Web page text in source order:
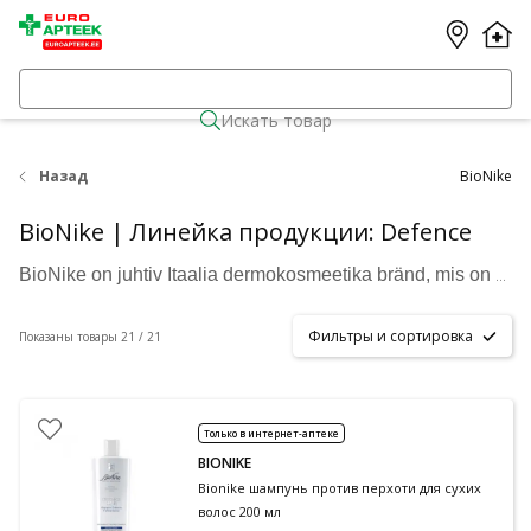
Искать товар
Назад BioNike
BioNike | Линейка продукции: Defence
BioNike on juhtiv Itaalia dermokosmeetika bränd, mis on spetsialiseerunud tundlikule, allergilisele ja reaktiivsele nahale. Brändi põhiväärtused põhinevad “allergiavabal filosoofial”, mis tähendab, et tooted on säilitusainete-, lõhnaainete- ja gluteenivabad ning niklitestitud. BioNike tooted tagavad tõhusa, ohutu ja meeldiva kasutuskogemuse, pakkudes nahale vajalikku hoolt igapäevaselt. Olgu tegemist näohoolduse, päikesekaitse või probleemse naha hooldusega, BioNike tooted on loodud tundliku naha vajadustest lähtuvalt.
Показаны товары 21 / 21 Фильтры и сортировка
Только в интернет-аптеке
BIONIKE
Bionike шампунь против перхоти для сухих
волос 200 мл